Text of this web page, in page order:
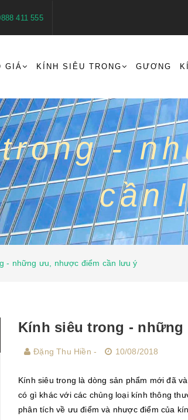
411 555
GIÁ KÍNH SIÊU TRONG GƯƠNG
-
cần
- những ưu, nhược điểm cần lưu ý
Kính siêu trong -
Đặng Thu Hiền - 10/08/2018
Kính siêu trong là dòng sản phẩm mới đã
có gì khác với các chủng loại kính thông
phân tích về ưu điểm và nhược điểm của